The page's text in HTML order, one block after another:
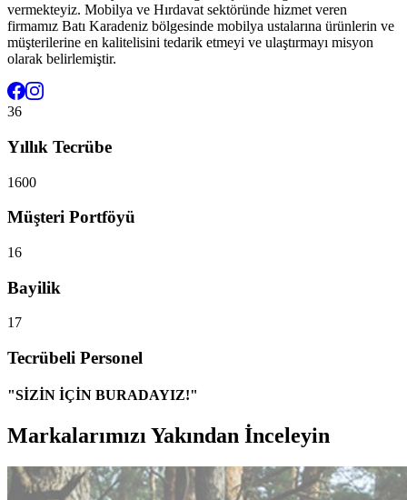
vermekteyiz. Mobilya ve Hırdavat sektöründe hizmet veren
firmamız Batı Karadeniz bölgesinde mobilya ustalarına ürünlerin ve
müşterilerine en kalitelisini tedarik etmeyi ve ulaştırmayı misyon
olarak belirlemiştir.
36
Yıllık Tecrübe
1600
Müşteri Portföyü
16
Bayilik
17
Tecrübeli Personel
"SİZİN İÇİN BURADAYIZ!"
Markalarımızı Yakından İnceleyin